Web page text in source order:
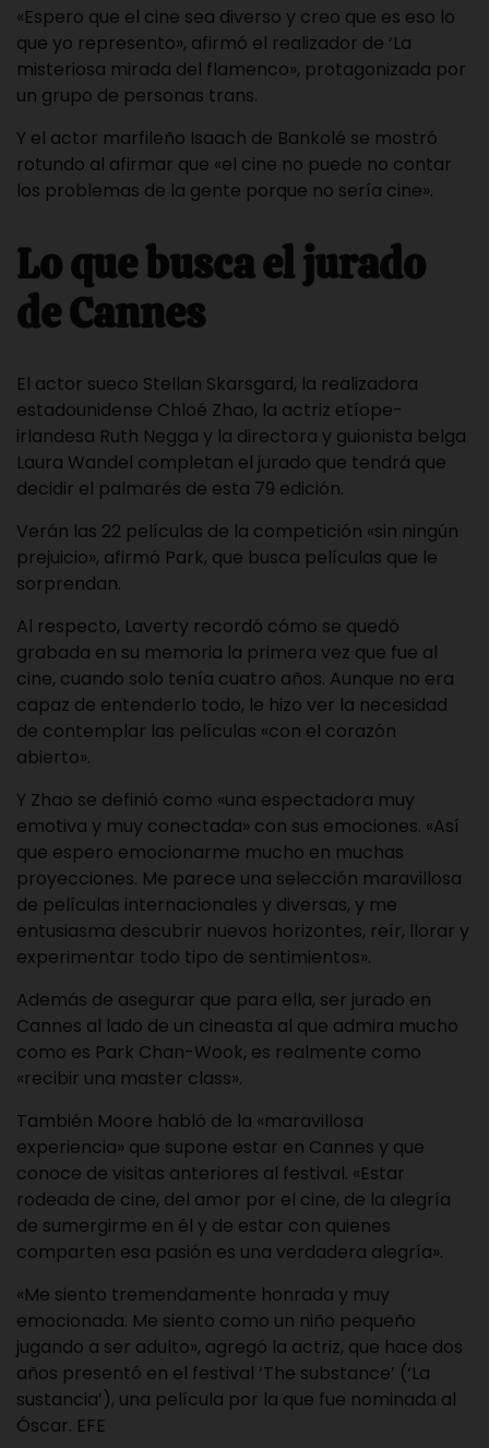
«Espero que el cine sea diverso y creo que es eso lo
que yo represento», afirmó el realizador de ‘La
misteriosa mirada del flamenco», protagonizada por
un grupo de personas trans.
Y el actor marfileño Isaach de Bankolé se mostró
rotundo al afirmar que «el cine no puede no contar
los problemas de la gente porque no sería cine».
Lo que busca el jurado
de Cannes
El actor sueco Stellan Skarsgard, la realizadora
estadounidense Chloé Zhao, la actriz etíope-
irlandesa Ruth Negga y la directora y guionista belga
Laura Wandel completan el jurado que tendrá que
decidir el palmarés de esta 79 edición.
Verán las 22 películas de la competición «sin ningún
prejuicio», afirmó Park, que busca películas que le
sorprendan.
Al respecto, Laverty recordó cómo se quedó
grabada en su memoria la primera vez que fue al
cine, cuando solo tenía cuatro años. Aunque no era
capaz de entenderlo todo, le hizo ver la necesidad
de contemplar las películas «con el corazón
abierto».
Y Zhao se definió como «una espectadora muy
emotiva y muy conectada» con sus emociones. «Así
que espero emocionarme mucho en muchas
proyecciones. Me parece una selección maravillosa
de películas internacionales y diversas, y me
entusiasma descubrir nuevos horizontes, reír, llorar y
experimentar todo tipo de sentimientos».
Además de asegurar que para ella, ser jurado en
Cannes al lado de un cineasta al que admira mucho
como es Park Chan-Wook, es realmente como
«recibir una master class».
También Moore habló de la «maravillosa
experiencia» que supone estar en Cannes y que
conoce de visitas anteriores al festival. «Estar
rodeada de cine, del amor por el cine, de la alegría
de sumergirme en él y de estar con quienes
comparten esa pasión es una verdadera alegría».
«Me siento tremendamente honrada y muy
emocionada. Me siento como un niño pequeño
jugando a ser adulto», agregó la actriz, que hace dos
años presentó en el festival ‘The substance’ (‘La
sustancia’), una película por la que fue nominada al
Óscar. EFE